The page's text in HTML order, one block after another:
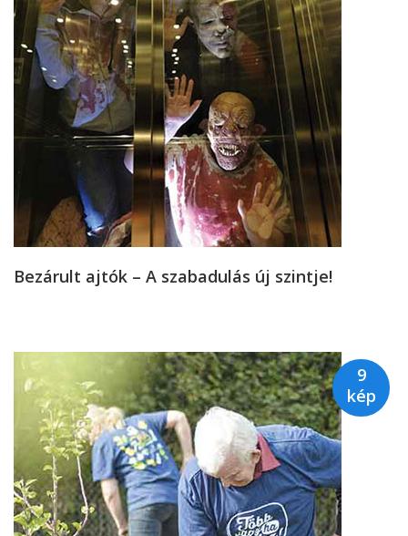
Bezárult ajtók – A szabadulás új szintje!
9
kép